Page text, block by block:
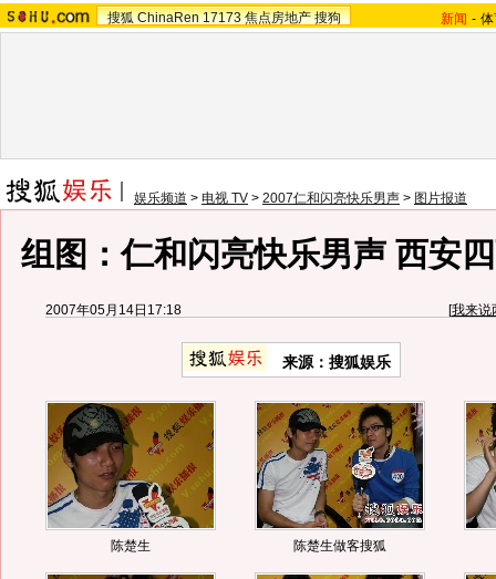
搜狐 ChinaRen 17173 焦点房地产 搜狗 新闻 -
娱乐频道 > 电视 TV > 2007仁和闪亮快乐男声 > 图片报道
组图：仁和闪亮快乐男声 西安
2007年05月14日17:18 [我来说
来源：搜狐娱乐
陈楚生 陈楚生做客搜狐